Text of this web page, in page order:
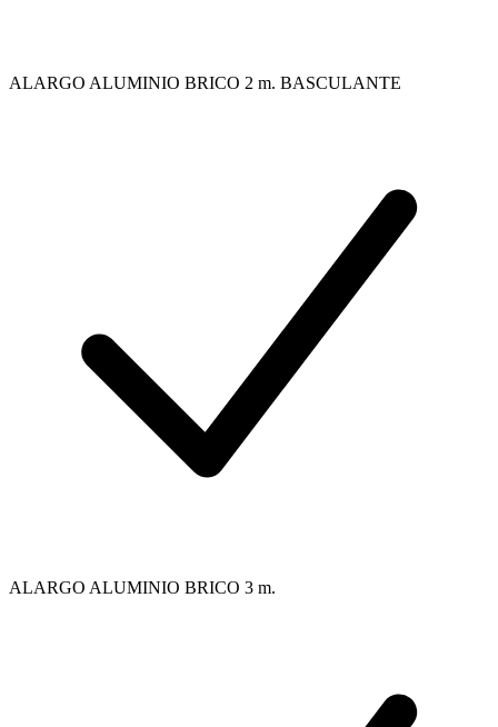
ALARGO ALUMINIO BRICO 2 m. BASCULANTE
ALARGO ALUMINIO BRICO 3 m.